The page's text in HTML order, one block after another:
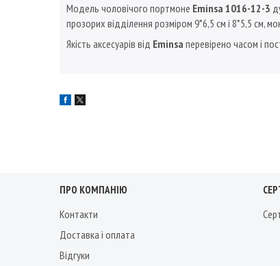
Модель чоловічого портмоне Eminsa 1016-12-3
прозорих відділення розміром 9*6,5 см і 8*5,5 см,
Якість аксесуарів від Eminsa перевірено часом і
ПРО КОМПАНІЮ
Контакти
Доставка і оплата
Відгуки